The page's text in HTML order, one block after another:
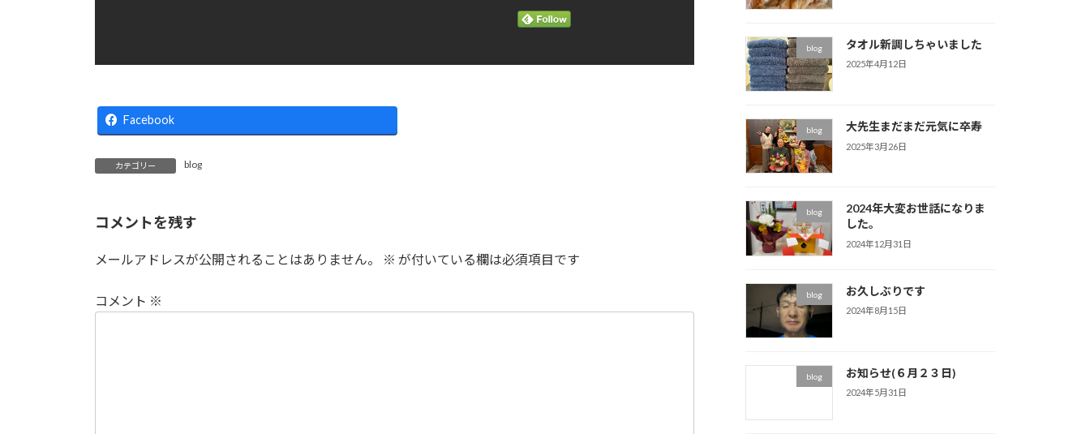
Facebook
カテゴリー blog
コメントを残す
メールアドレスが公開されることはありません。 ※ が付いている欄は必須項目です
コメント ※
blog タオル新調しちゃいました
2025年4月12日
blog 大先生まだまだ元気に卒寿
2025年3月26日
blog
2024年大変お世話になりま
した。
2024年12月31日
blog お久しぶりです
2024年8月15日
blog お知らせ(６月２３日)
2024年5月31日